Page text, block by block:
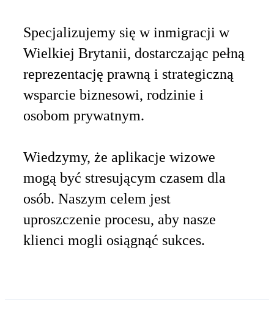
Specjalizujemy się w inmigracji w
Wielkiej Brytanii, dostarczając pełną
reprezentację prawną i strategiczną
wsparcie biznesowi, rodzinie i
osobom prywatnym.
Wiedzymy, że aplikacje wizowe
mogą być stresującym czasem dla
osób. Naszym celem jest
uproszczenie procesu, aby nasze
klienci mogli osiągnąć sukces.